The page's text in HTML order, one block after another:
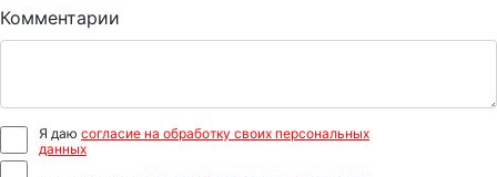
Комментарии
Я даю согласие на обработку своих персональных
данных